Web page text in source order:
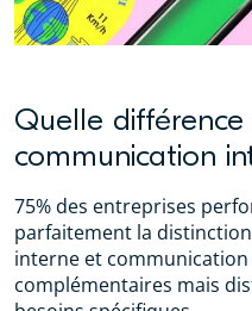
Quelle différence
communication
75% des entreprises
parfaitement la
interne et communication
complémentaires mais